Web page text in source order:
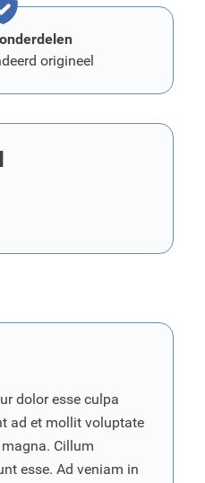
origineel
dolor esse culpa
ad et mollit voluptate
Cillum
esse. Ad veniam in